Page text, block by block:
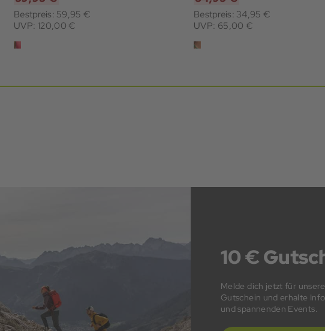
Bestpreis: 59,95 €
UVP: 120,00 €
Bestpreis: 34,95 €
UVP: 65,00 €
10 €
Melde dich jetzt für
Gutschein und erhalte
und spannenden Events.